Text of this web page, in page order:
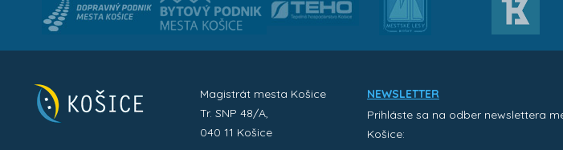
Magistrát mesta Košice
Tr. SNP 48/A,
040 11 Košice
NEWSLETTER
Prihláste sa na odber newslettera
Košice: